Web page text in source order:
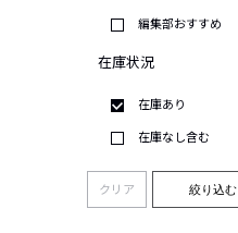
編集部おすすめ
在庫状況
在庫あり
在庫なし含む
クリア 絞り込む